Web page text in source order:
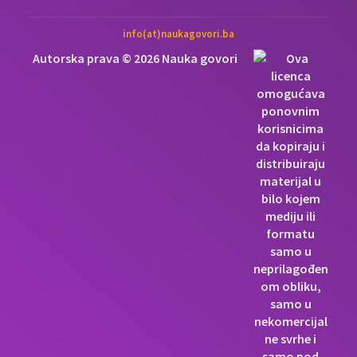
info(at)naukagovori.ba
Autorska prava © 2026 Nauka govori